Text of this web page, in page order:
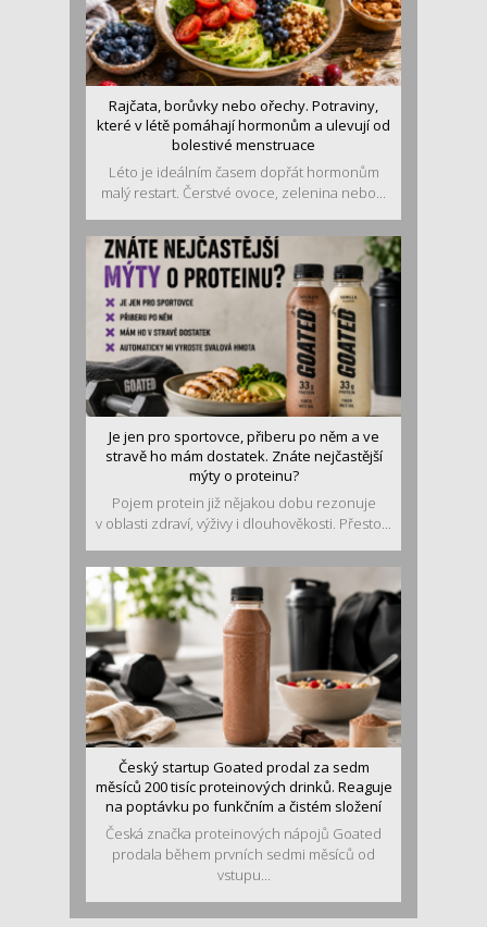
Rajčata, borůvky nebo ořechy. Potraviny,
které v létě pomáhají hormonům a ulevují od
bolestivé menstruace
Léto je ideálním časem dopřát hormonům
malý restart. Čerstvé ovoce, zelenina nebo...
Je jen pro sportovce, přiberu po něm a ve
stravě ho mám dostatek. Znáte nejčastější
mýty o proteinu?
Pojem protein již nějakou dobu rezonuje
v oblasti zdraví, výživy i dlouhověkosti. Přesto...
Český startup Goated prodal za sedm
měsíců 200 tisíc proteinových drinků. Reaguje
na poptávku po funkčním a čistém složení
Česká značka proteinových nápojů Goated
prodala během prvních sedmi měsíců od
vstupu...